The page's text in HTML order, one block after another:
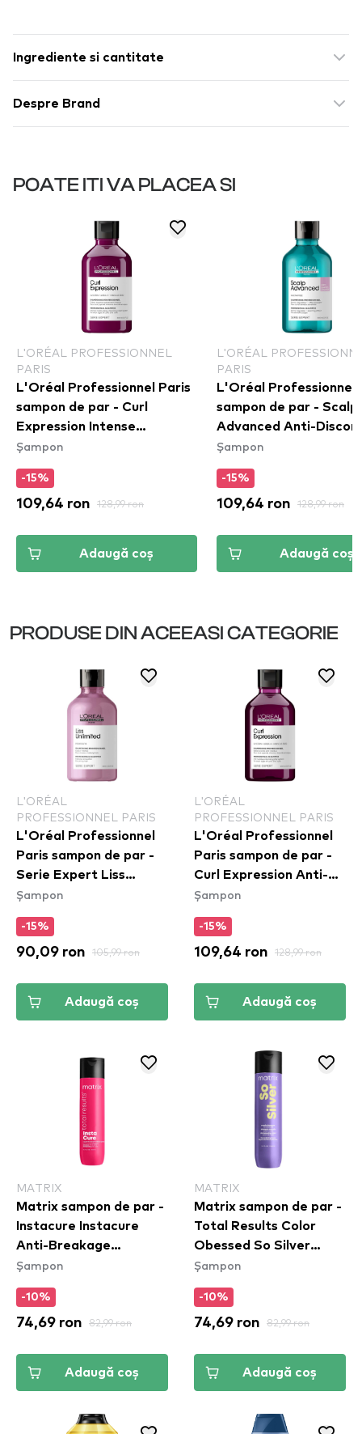
Ingrediente si cantitate
Despre Brand
POATE ITI VA PLACEA SI
L'ORÉAL PROFESSIONNEL
PARIS
L'Oréal Professionnel Paris
sampon de par - Curl
Expression Intense
Moisturizing Cleansing
Șampon
-15%
109,64 ron 128,99 ron
Adaugă coș
L'ORÉAL
PARIS
L'Oréal Professionnel
sampon de par - Scalp
Advanced Anti-
Dermo-Regulator
Șampon
-15%
109,64 ron 128,99 ron
Adaugă coș
PRODUSE DIN ACEEASI CATEGORIE
L'ORÉAL
PROFESSIONNEL PARIS
L'Oréal Professionnel
Paris sampon de par -
Serie Expert Liss
Unlimited Shampoo
Șampon
-15%
90,09 ron 105,99 ron
Adaugă coș
L'ORÉAL
PROFESSIONNEL PARIS
L'Oréal Professionnel
Paris sampon de par -
Curl Expression Anti-
Buildup Cleansing Jelly
Șampon
-15%
109,64 ron 128,99 ron
Adaugă coș
MATRIX
Matrix sampon de par -
Instacure Instacure
Anti-Breakage
Shampoo
Șampon
-10%
74,69 ron 82,99 ron
Adaugă coș
MATRIX
Matrix sampon de par -
Total Results Color
Obessed So Silver
Shampoo
Șampon
-10%
74,69 ron 82,99 ron
Adaugă coș